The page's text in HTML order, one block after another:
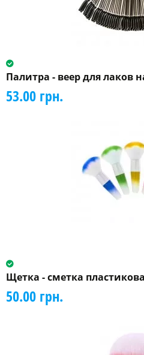
Палитра - веер для лаков
53.00 грн.
Щетка - сметка
50.00 грн.